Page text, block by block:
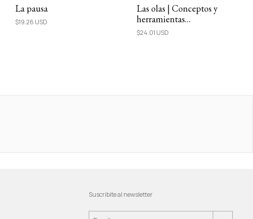
La pausa
$19.26 USD
Las olas | Conceptos y
herramientas
terapéuticas de salud
$24.01 USD
Suscribite al newsletter